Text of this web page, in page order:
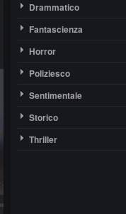
Drammatico
Fantascienza
Horror
Poliziesco
Sentimentale
Storico
Thriller